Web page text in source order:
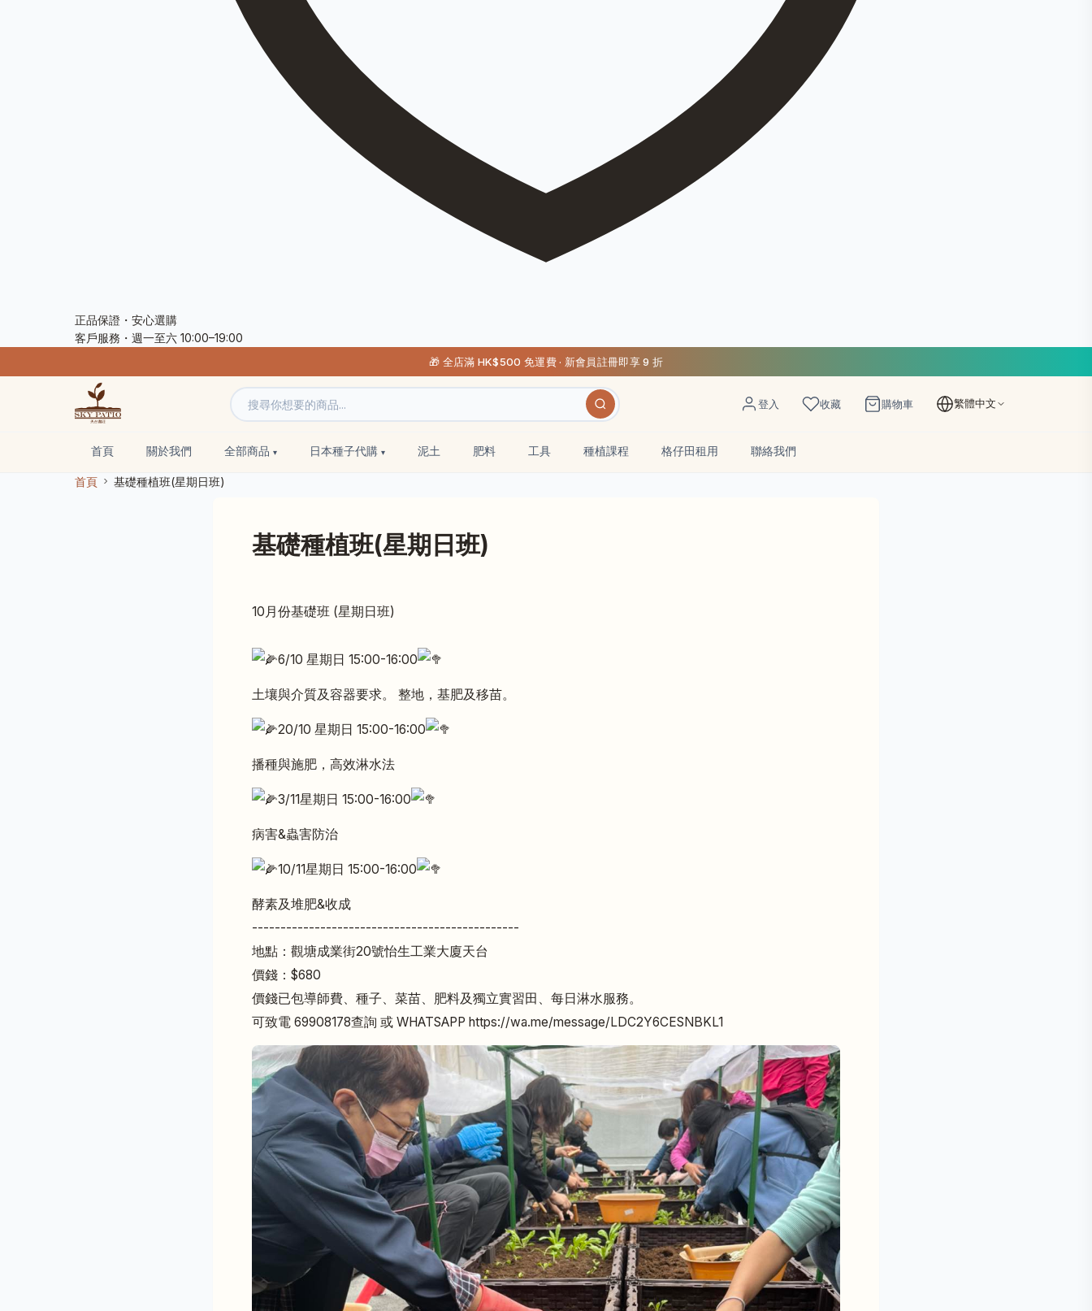
正品保證・安心選購
客戶服務・週一至六 10:00–19:00
🎁 全店滿 HK$500 免運費 · 新會員註冊即享 9 折
登入 收藏 購物車 繁體中文
首頁 關於我們 全部商品 日本種子代購 泥土 肥料 工具 種植課程 格仔田租用 聯絡我們
首頁 基礎種植班(星期日班)
基礎種植班(星期日班)
10月份基礎班 (星期日班)
6/10 星期日 15:00-16:00
土壤與介質及容器要求。 整地，基肥及移苗。
20/10 星期日 15:00-16:00
播種與施肥，高效淋水法
3/11星期日 15:00-16:00
病害&蟲害防治
10/11星期日 15:00-16:00
酵素及堆肥&收成
-----------------------------------------------
地點：觀塘成業街20號怡生工業大廈天台
價錢：$680
價錢已包導師費、種子、菜苗、肥料及獨立實習田、每日淋水服務。
可致電 69908178查詢 或 WHATSAPP https://wa.me/message/LDC2Y6CESNBKL1